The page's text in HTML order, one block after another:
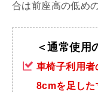
合は前座高の低め
＜通常使用
車椅子利用者
8cmを足した